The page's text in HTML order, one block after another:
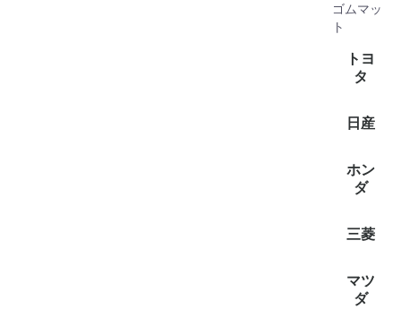
ゴムマッ
ト
トヨ
タ
全て見
クラウ
ハイエ
ハイエ
ピクシ
ピクシ
ピクシ
日産
全て見
キャラ
クリッ
(2)
クリッ
バネッ
ホン
ダ
全て見
アクテ
アクテ
三菱
全て見
タウン
ミニキ
(2)
ミニキ
マツ
ダ